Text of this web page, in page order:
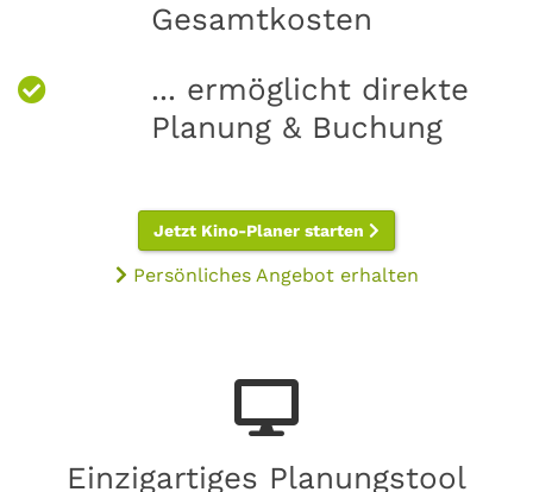
Gesamtkosten
... ermöglicht direkte
Planung & Buchung
Jetzt Kino-Planer starten
Persönliches Angebot erhalten
Einzigartiges Planungstool